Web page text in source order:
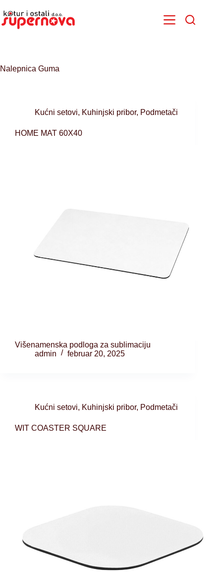
to
content
Nalepnica Guma
Kućni setovi, Kuhinjski pribor, Podmetači
HOME MAT 60X40
Višenamenska podloga za sublimaciju
admin
februar 20, 2025
Kućni setovi, Kuhinjski pribor, Podmetači
WIT COASTER SQUARE